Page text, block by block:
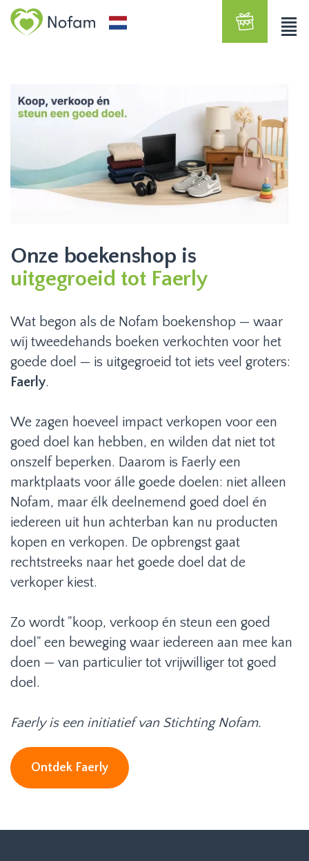
Onze boekenshop is
uitgegroeid tot Faerly
Wat begon als de Nofam boekenshop — waar
wíj tweedehands boeken verkochten voor het
goede doel — is uitgegroeid tot iets veel groters:
Faerly.
We zagen hoeveel impact verkopen voor een
goed doel kan hebben, en wilden dat niet tot
onszelf beperken. Daarom is Faerly een
marktplaats voor álle goede doelen: niet alleen
Nofam, maar élk deelnemend goed doel én
iedereen uit hun achterban kan nu producten
kopen en verkopen. De opbrengst gaat
rechtstreeks naar het goede doel dat de
verkoper kiest.
Zo wordt "koop, verkoop én steun een goed
doel" een beweging waar iedereen aan mee kan
doen — van particulier tot vrijwilliger tot goed
doel.
Faerly is een initiatief van Stichting Nofam.
Ontdek Faerly